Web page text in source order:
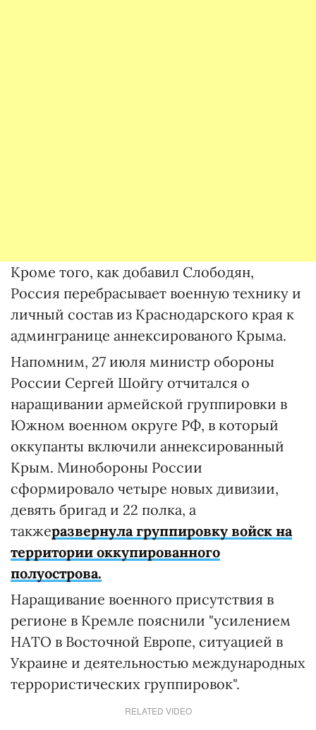
Кроме того, как добавил Слободян,
Россия перебрасывает военную технику и
личный состав из Краснодарского края к
админгранице аннексированого Крыма.
Напомним, 27 июля министр обороны
России Сергей Шойгу отчитался о
наращивании армейской группировки в
Южном военном округе РФ, в который
оккупанты включили аннексированный
Крым. Минобороны России
сформировало четыре новых дивизии,
девять бригад и 22 полка, а
такжеразвернула группировку войск на
территории оккупированного
полуострова.
Наращивание военного присутствия в
регионе в Кремле пояснили "усилением
НАТО в Восточной Европе, ситуацией в
Украине и деятельностью международных
террористических группировок".
RELATED VIDEO